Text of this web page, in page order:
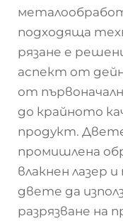
подходяща
рязане е
аспект от
от
до крайното
продукт.
промишлена
влакнен лазер
двете да
разрязване на